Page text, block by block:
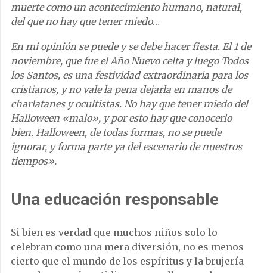
muerte como un acontecimiento humano, natural,
del que no hay que tener miedo…
En mi opinión se puede y se debe hacer fiesta. El 1 de
noviembre, que fue el Año Nuevo celta y luego Todos
los Santos, es una festividad extraordinaria para los
cristianos, y no vale la pena dejarla en manos de
charlatanes y ocultistas. No hay que tener miedo del
Halloween «malo», y por esto hay que conocerlo
bien. Halloween, de todas formas, no se puede
ignorar, y forma parte ya del escenario de nuestros
tiempos».
Una educación responsable
Si bien es verdad que muchos niños solo lo
celebran como una mera diversión, no es menos
cierto que el mundo de los espíritus y la brujería